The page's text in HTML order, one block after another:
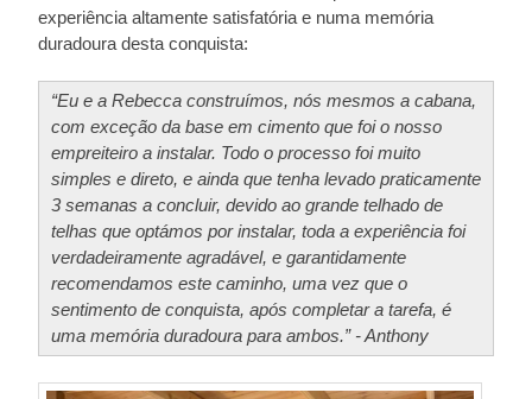
experiência altamente satisfatória e numa memória
duradoura desta conquista:
“Eu e a Rebecca construímos, nós mesmos a cabana,
com exceção da base em cimento que foi o nosso
empreiteiro a instalar. Todo o processo foi muito
simples e direto, e ainda que tenha levado praticamente
3 semanas a concluir, devido ao grande telhado de
telhas que optámos por instalar, toda a experiência foi
verdadeiramente agradável, e garantidamente
recomendamos este caminho, uma vez que o
sentimento de conquista, após completar a tarefa, é
uma memória duradoura para ambos.” - Anthony